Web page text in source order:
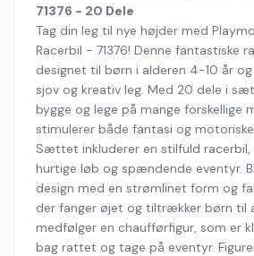
71376 - 20 Dele
Tag din leg til nye højder med
Racerbil - 71376! Denne fantastiske
designet til børn i alderen 4-10 år
sjov og kreativ leg. Med 20 dele i
bygge og lege på mange forskellige
stimulerer både fantasi og
Sættet inkluderer en stilfuld racerbil,
hurtige løb og spændende eventyr.
design med en strømlinet form og
der fanger øjet og tiltrækker børn til
medfølger en chaufførfigur, som er
bag rattet og tage på eventyr.